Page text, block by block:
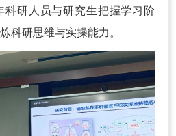
科研人员与研究生把握学习阶
科研思维与实操能力。